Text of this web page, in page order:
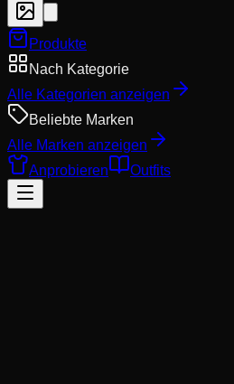
Produkte
Nach Kategorie
Alle Kategorien anzeigen
Beliebte Marken
Alle Marken anzeigen
Anprobieren
Outfits